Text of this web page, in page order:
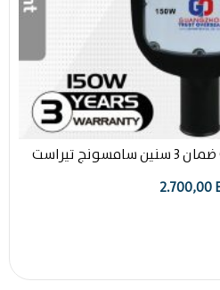
2.700,00